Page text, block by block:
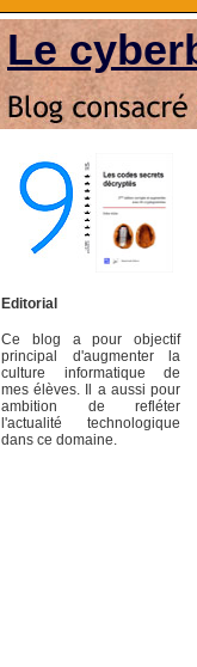
Le
Editorial
Ce blog a pour objectif
principal d'augmenter la
culture informatique de
mes élèves. Il a aussi pour
ambition de refléter
l'actualité technologique
dans ce domaine.